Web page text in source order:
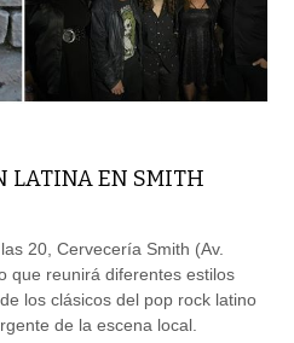
LATINA EN SMITH
20, Cervecería Smith (Av.
que reunirá diferentes estilos
los clásicos del pop rock latino
de la escena local.